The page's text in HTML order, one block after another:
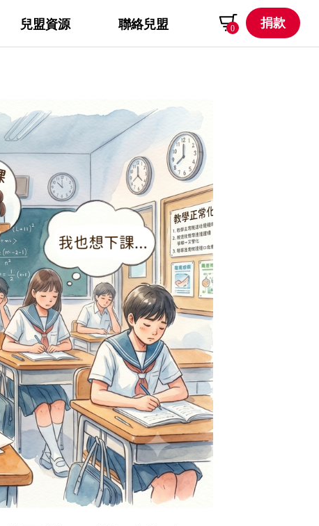
兒盟資源 聯絡兒盟 0 捐款